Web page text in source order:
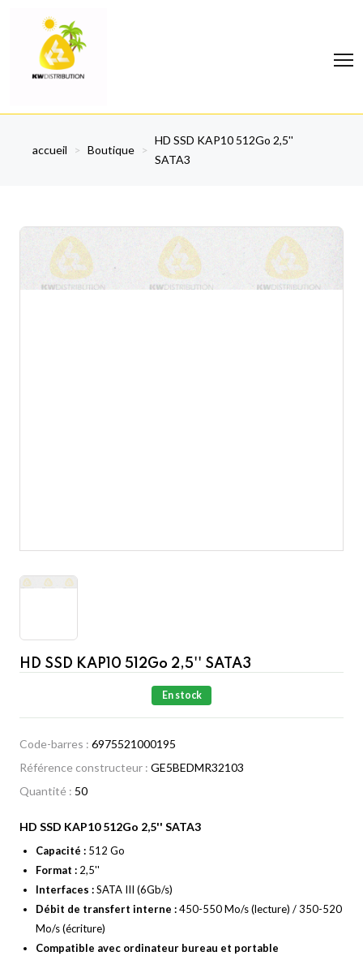
accueil > Boutique >
HD SSD KAP10 512Go 2,5''
SATA3
HD SSD KAP10 512Go 2,5'' SATA3
En stock
Code-barres : 6975521000195
Référence constructeur : GE5BEDMR32103
Quantité : 50
HD SSD KAP10 512Go 2,5'' SATA3
Capacité : 512 Go
Format : 2,5''
Interfaces :SATA III (6Gb/s)
Débit de transfert interne :450-550 Mo/s (lecture) / 350-520
Mo/s (écriture)
Compatible avec ordinateur bureau et portable